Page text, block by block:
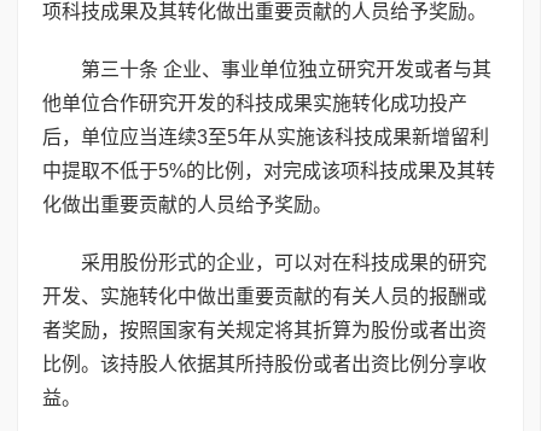
项科技成果及其转化做出重要贡献的人员给予奖励。
第三十条 企业、事业单位独立研究开发或者与其
他单位合作研究开发的科技成果实施转化成功投产
后，单位应当连续3至5年从实施该科技成果新增留利
中提取不低于5%的比例，对完成该项科技成果及其转
化做出重要贡献的人员给予奖励。
采用股份形式的企业，可以对在科技成果的研究
开发、实施转化中做出重要贡献的有关人员的报酬或
者奖励，按照国家有关规定将其折算为股份或者出资
比例。该持股人依据其所持股份或者出资比例分享收
益。